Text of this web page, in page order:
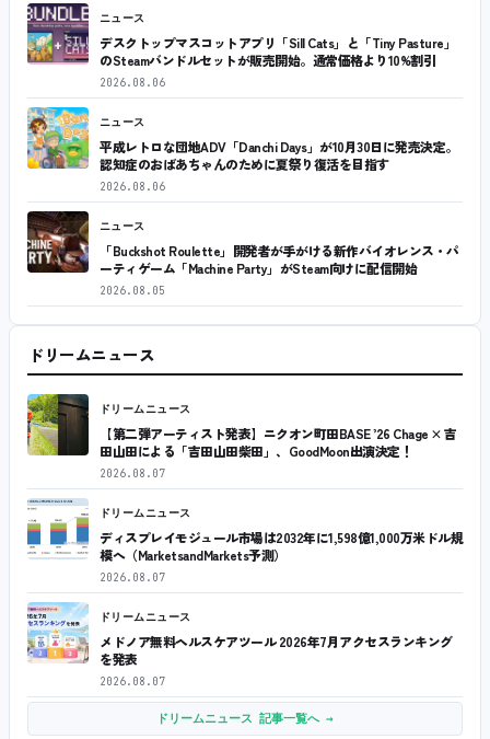
ニュース
デスクトップマスコットアプリ「Sill Cats」と「Tiny Pasture」
のSteamバンドルセットが販売開始。通常価格より10%割引
2026.08.06
ニュース
平成レトロな団地ADV「Danchi Days」が10月30日に発売決定。
認知症のおばあちゃんのために夏祭り復活を目指す
2026.08.06
ニュース
「Buckshot Roulette」開発者が手がける新作バイオレンス・パ
ーティゲーム「Machine Party」がSteam向けに配信開始
2026.08.05
ドリームニュース
ドリームニュース
【第二弾アーティスト発表】ニクオン町田BASE ’26 Chage × 吉
田山田による「吉田山田柴田」、GoodMoon出演決定！
2026.08.07
ドリームニュース
ディスプレイモジュール市場は2032年に1,598億1,000万米ドル規
模へ（MarketsandMarkets予測）
2026.08.07
ドリームニュース
メドノア無料ヘルスケアツール 2026年7月アクセスランキング
を発表
2026.08.07
ドリームニュース 記事一覧へ →